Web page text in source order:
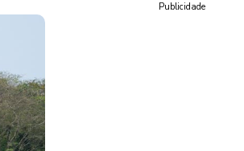
Publicidade